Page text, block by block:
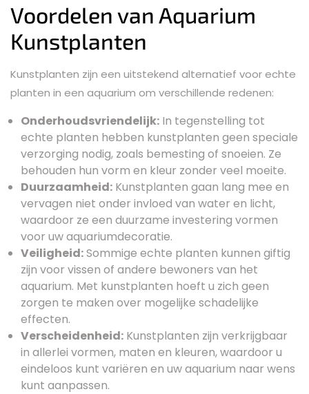
Voordelen van Aquarium
Kunstplanten
Kunstplanten zijn een uitstekend alternatief voor echte
planten in een aquarium om verschillende redenen:
Onderhoudsvriendelijk: In tegenstelling tot
echte planten hebben kunstplanten geen speciale
verzorging nodig, zoals bemesting of snoeien. Ze
behouden hun vorm en kleur zonder veel moeite.
Duurzaamheid: Kunstplanten gaan lang mee en
vervagen niet onder invloed van water en licht,
waardoor ze een duurzame investering vormen
voor uw aquariumdecoratie.
Veiligheid:Sommige echte planten kunnen giftig
zijn voor vissen of andere bewoners van het
aquarium. Met kunstplanten hoeft u zich geen
zorgen te maken over mogelijke schadelijke
effecten.
Verscheidenheid: Kunstplanten zijn verkrijgbaar
in allerlei vormen, maten en kleuren, waardoor u
eindeloos kunt variëren en uw aquarium naar wens
kunt aanpassen.